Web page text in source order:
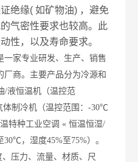
绝缘( 如矿物油) ，避免
气密性要求也较高。此
性，以及寿命要求。
一家专业研发、生产、销售
商。 主要产品分为冷源和
/液恒温机（温控范
体制冷机（温控范围：-30℃
特种工业空调 « 恒温恒湿/
30℃，湿度45%至75%）。
压力、流量、材质、尺